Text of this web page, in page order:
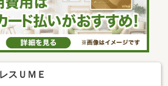
スＵＭＥ